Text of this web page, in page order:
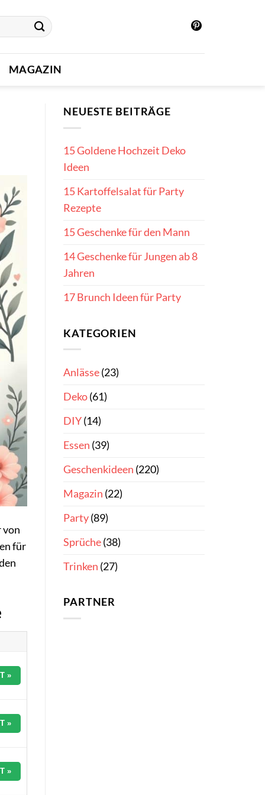
MAGAZIN
von
für
»
»
»
NEUESTE BEITRÄGE
15 Goldene Hochzeit Deko
Ideen
15 Kartoffelsalat für Party
Rezepte
15 Geschenke für den Mann
14 Geschenke für Jungen ab 8
Jahren
17 Brunch Ideen für Party
KATEGORIEN
Anlässe(23)
Deko(61)
DIY(14)
Essen (39)
Geschenkideen (220)
Magazin (22)
Party(89)
Sprüche(38)
Trinken (27)
PARTNER